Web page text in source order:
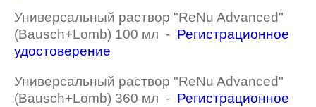
Универсальный раствор "ReNu Advanced"
(Bausch+Lomb) 100 мл - Регистрационное
удостоверение
Универсальный раствор "ReNu Advanced"
(Bausch+Lomb) 360 мл - Регистрационное